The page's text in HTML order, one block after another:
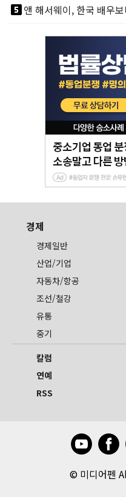
looks_5앤 해서웨이, 한국 배우
경제
경제일반
산업/기업
자동차/항공
조선/철강
유통
중기
칼럼
연예
RSS
© 미디어펜